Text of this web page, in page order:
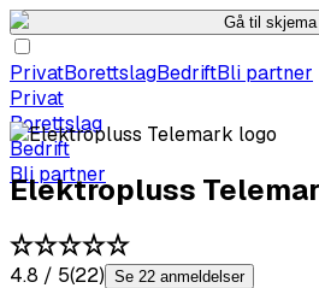
Gå til skjema
PrivatBorettslagBedriftBli partner
Privat
Borettslag
Bedrift
Bli partner
Elektropluss
4.8 / 5(22) Se 22 anmeldelser